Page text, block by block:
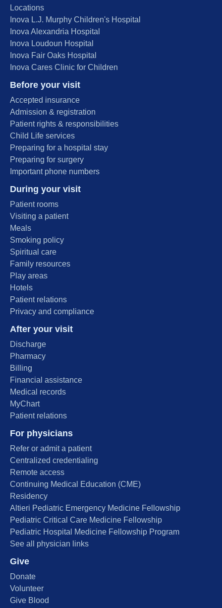
Locations
Inova L.J. Murphy Children's Hospital
Inova Alexandria Hospital
Inova Loudoun Hospital
Inova Fair Oaks Hospital
Inova Cares Clinic for Children
Before your visit
Accepted insurance
Admission & registration
Patient rights & responsibilities
Child Life services
Preparing for a hospital stay
Preparing for surgery
Important phone numbers
During your visit
Patient rooms
Visiting a patient
Meals
Smoking policy
Spiritual care
Family resources
Play areas
Hotels
Patient relations
Privacy and compliance
After your visit
Discharge
Pharmacy
Billing
Financial assistance
Medical records
MyChart
Patient relations
For physicians
Refer or admit a patient
Centralized credentialing
Remote access
Continuing Medical Education (CME)
Residency
Altieri Pediatric Emergency Medicine Fellowship
Pediatric Critical Care Medicine Fellowship
Pediatric Hospital Medicine Fellowship Program
See all physician links
Give
Donate
Volunteer
Give Blood